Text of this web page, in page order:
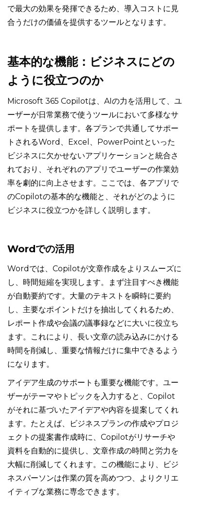
で最大の効果を発揮できるため、導入コストに見
合うだけの価値を提供するツールとなります。
基本的な機能：ビジネスにどの
ように役立つのか
Microsoft 365 Copilotは、AIの力を活用して、ユ
ーザーが日常業務で使うツールにおいて多様なサ
ポートを提供します。各プランで共通してサポー
トされるWord、Excel、PowerPointといった
ビジネスに欠かせないアプリケーションと統合さ
れており、それぞれのアプリでユーザーの作業効
率を劇的に向上させます。ここでは、各アプリで
のCopilotの基本的な機能と、それがどのように
ビジネスに役立つかを詳しく説明します。
Wordでの活用
Wordでは、Copilotが文章作成をよりスムーズに
し、時間短縮を実現します。まず注目すべき機能
が自動要約です。大量のテキストを瞬時に要約
し、主要なポイントだけを抽出してくれるため、
レポート作成や会議の議事録などに大いに役立ち
ます。これにより、長い文章の読み込みにかける
時間を削減し、重要な情報だけに集中できるよう
になります。
アイデア生成のサポートも重要な機能です。ユー
ザーがテーマやトピックを入力すると、Copilot
がそれに基づいたアイデアや内容を提案してくれ
ます。たとえば、ビジネスプランの作成やプロジ
ェクトの提案書作成時に、Copilotがリサーチや
資料を自動的に提供し、文章作成の時間と労力を
大幅に削減してくれます。この機能により、ビジ
ネスパーソンは作業の質を高めつつ、よりクリエ
イティブな業務に専念できます。